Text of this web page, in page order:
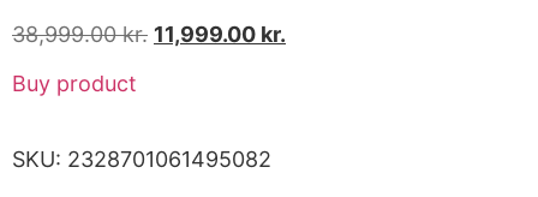
38,999.00kr. 11,999.00 kr.
Buy product
SKU: 2328701061495082